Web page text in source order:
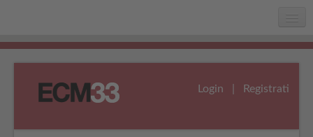
Home
Assistenza
Login Registrati